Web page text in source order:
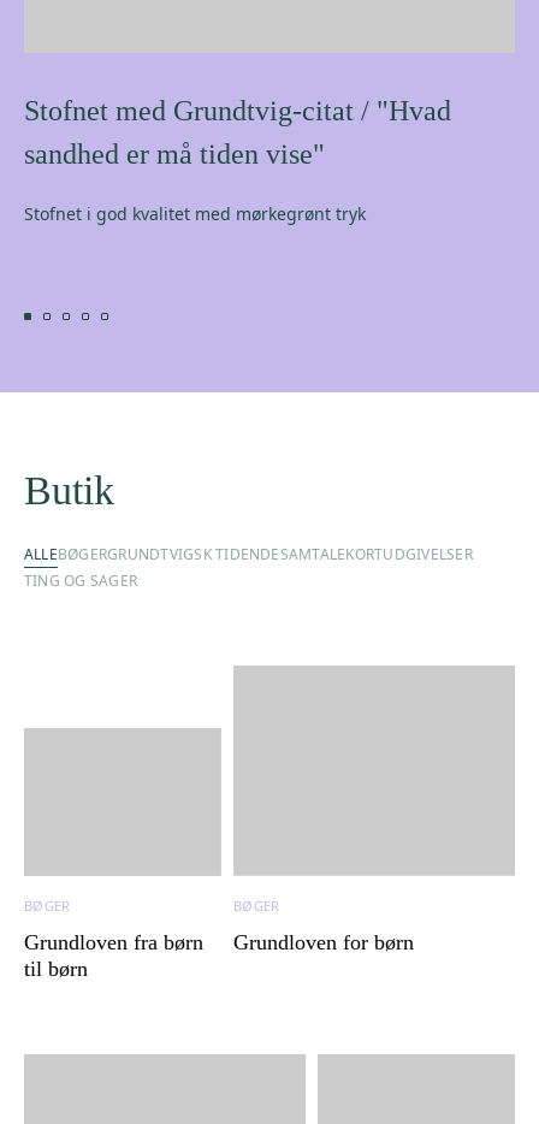
Stofnet med Grundtvig-citat / "Hvad
sandhed er må tiden vise"
Stofnet i god kvalitet med mørkegrønt tryk
Butik
ALLEBØGERGRUNDTVIGSK TIDENDESAMTALEKORTUDGIVELSER
TING OG SAGER
BØGER
Grundloven fra børn
til børn
BØGER
Grundloven for børn